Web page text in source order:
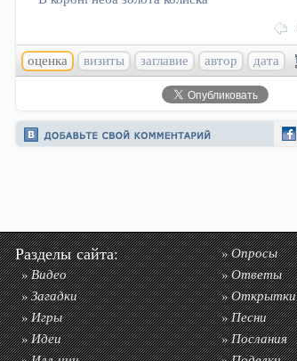
оценка визиты заглавие автор дата
Разделы сайта:
»Видео
»Загадки
»Игры
»Идеи
»Опросы
»Ответы
»Открытки
»Песни
»Послания